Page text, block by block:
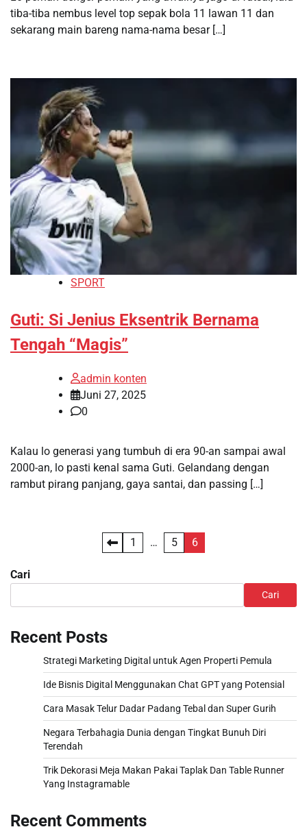
tiba-tiba nembus level top sepak bola 11 lawan 11 dan
sekarang main bareng nama-nama besar […]
SPORT
Guti: Si Jenius Eksentrik Bernama
Tengah “Magis”
admin konten
Juni 27, 2025
0
Kalau lo generasi yang tumbuh di era 90-an sampai awal
2000-an, lo pasti kenal sama Guti. Gelandang dengan
rambut pirang panjang, gaya santai, dan passing […]
pos
1 … 5 6
Cari
Cari
Recent Posts
Strategi Marketing Digital untuk Agen Properti Pemula
Ide Bisnis Digital Menggunakan Chat GPT yang Potensial
Cara Masak Telur Dadar Padang Tebal dan Super Gurih
Negara Terbahagia Dunia dengan Tingkat Bunuh Diri
Terendah
Trik Dekorasi Meja Makan Pakai Taplak Dan Table Runner
Yang Instagramable
Recent Comments